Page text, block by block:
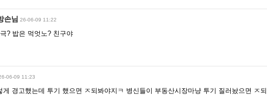
손님 26-06-09 11:22
? 밥은 먹엇노? 친구야
06-09 11:23
게 경고했는데 투기 했으면 ㅈ되봐야지ㅋ 병신들이 부동산시장마냥 투기 질러놨으면 ㅈ